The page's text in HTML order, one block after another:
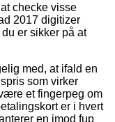
checke visse
2017 digitizer
er sikker på at
med, at ifald en
som virker
et fingerpeg om
er i hvert
en imod fup